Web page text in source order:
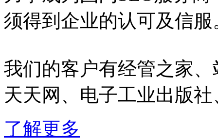
须得到企业的认可及信服
我们的客户有经管之家
天天网、电子工业出版
了解更多